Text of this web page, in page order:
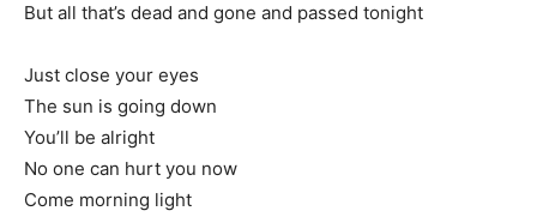
But all that’s dead and gone and passed tonight
Just close your eyes
The sun is going down
You’ll be alright
No one can hurt you now
Come morning light